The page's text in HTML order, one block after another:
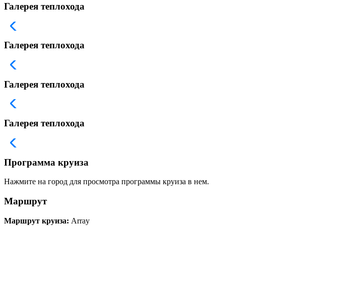
Галерея теплохода
Галерея теплохода
Галерея теплохода
Галерея теплохода
Программа круиза
Нажмите на город для просмотра программы круиза в нем.
Маршрут
Маршрут круиза: Array